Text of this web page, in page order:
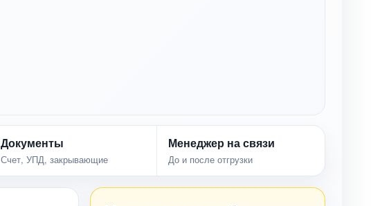
Документы
Счет, УПД, закрывающие
Менеджер на связи
До и после отгрузки